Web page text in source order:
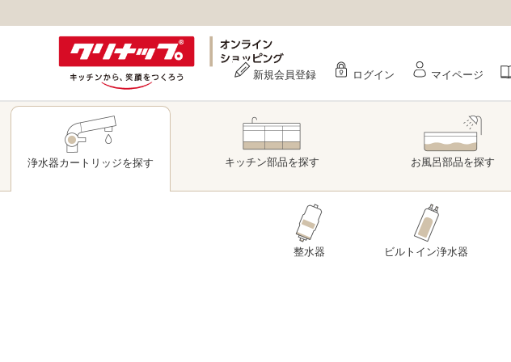
新規会員登録 ログイン マイページ
浄水器カートリッジを探す キッチン部品を探す お風呂部品を探す
整水器 ビルトイン浄水器